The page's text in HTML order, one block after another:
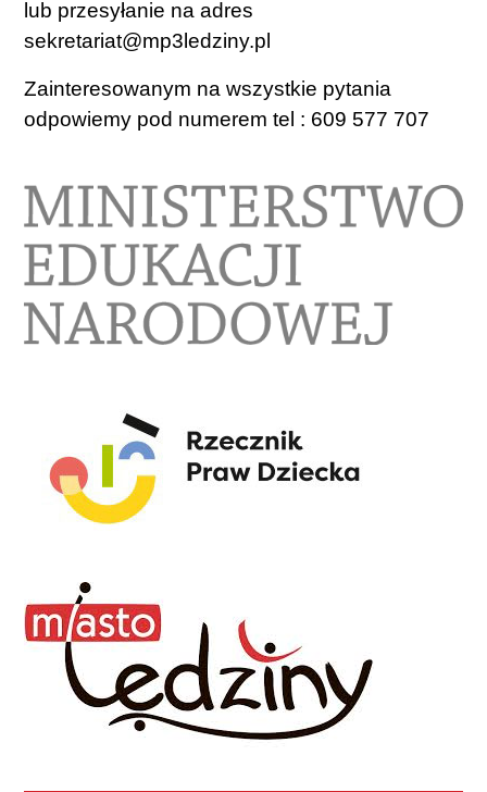
lub przesyłanie na adres
sekretariat@mp3ledziny.pl
Zainteresowanym na wszystkie pytania
odpowiemy pod numerem tel : 609 577 707